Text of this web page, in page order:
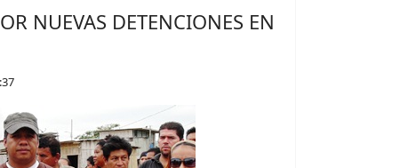
NUEVAS DETENCIONES EN